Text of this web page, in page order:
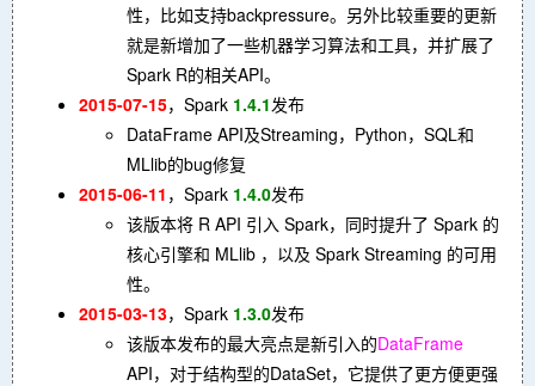
性，比如支持backpressure。另外比较重要的更新
就是新增加了一些机器学习算法和工具，并扩展了
Spark R的相关API。
2015-07-15，Spark 1.4.1发布
DataFrame API及Streaming，Python，SQL和
MLlib的bug修复
2015-06-11 ，Spark 1.4.0发布
该版本将 R API 引入 Spark，同时提升了 Spark 的
核心引擎和 MLlib ，以及 Spark Streaming 的可用
性。
2015-03-13，Spark 1.3.0发布
该版本发布的最大亮点是新引入的DataFrame
API，对于结构型的DataSet，它提供了更方便更强